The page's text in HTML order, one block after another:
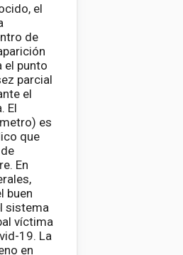
el
de
el punto
parcial
el
El
es
que
En
buen
sistema
víctima
19. La
en